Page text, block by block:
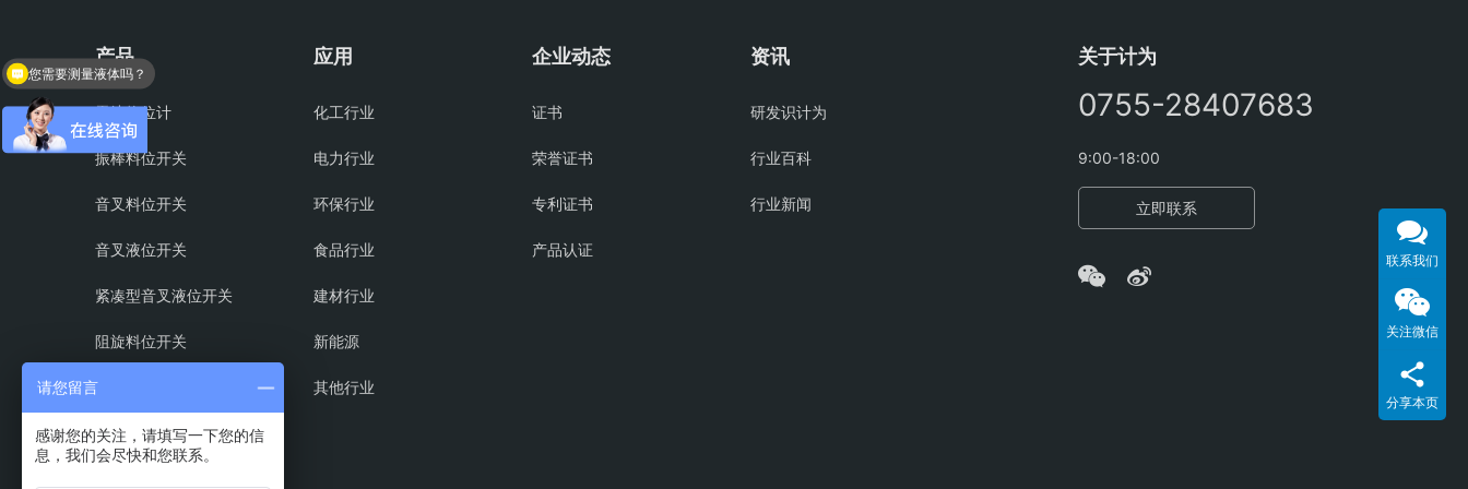
产品
雷达物位计
振棒料位开关
音叉料位开关
音叉液位开关
紧凑型音叉液位开关
阻旋料位开关
射频导纳料位开关
磁翻板液位计
应用
化工行业
电力行业
环保行业
食品行业
建材行业
新能源
其他行业
企业动态
证书
荣誉证书
专利证书
产品认证
资讯
研发识计为
行业百科
行业新闻
关于计为
0755-28407683
9:00-18:00
立即联系
联系我们
关注微信
分享本页
您需要测量液体吗？
请您留言
感谢您的关注，请填写一下您的信
息，我们会尽快和您联系。